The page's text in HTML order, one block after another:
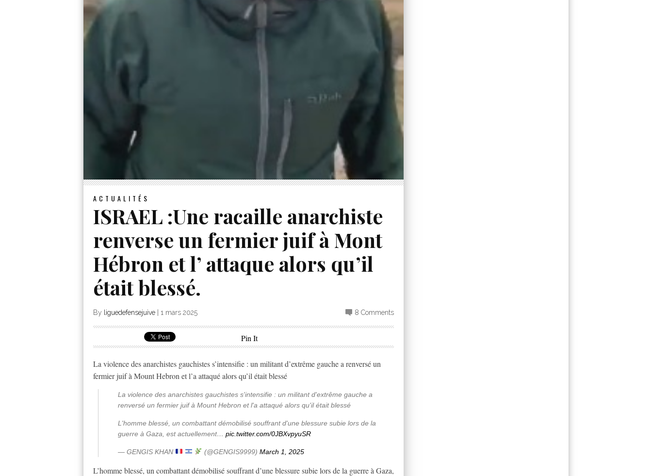
ACTUALITÉS
ISRAEL :Une racaille anarchiste
renverse un fermier juif à Mont
Hébron et l’ attaque alors qu’il
était blessé.
By liguedefensejuive 1 mars 2025 8 Comments
Pin It
La violence des anarchistes gauchistes s’intensifie : un militant d’extrême gauche a renversé un
fermier juif à Mount Hebron et l’a attaqué alors qu’il était blessé
La violence des anarchistes gauchistes s'intensifie : un militant d'extrême gauche a
renversé un fermier juif à Mount Hebron et l'a attaqué alors qu'il était blessé
L'homme blessé, un combattant démobilisé souffrant d'une blessure subie lors de la
guerre à Gaza, est actuellement… pic.twitter.com/0JBXvpyuSR
— GENGIS KHAN (@GENGIS9999) March 1, 2025
L’homme blessé, un combattant démobilisé souffrant d’une blessure subie lors de la guerre à Gaza,